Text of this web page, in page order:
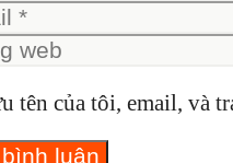
tên của tôi, email, và